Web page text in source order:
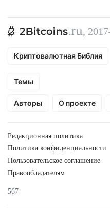
,
Криптовалютная Библия
Темы
Авторы О проекте
Редакционная политика
Политика конфиденциальности
Пользовательское соглашение
Правообладателям
567